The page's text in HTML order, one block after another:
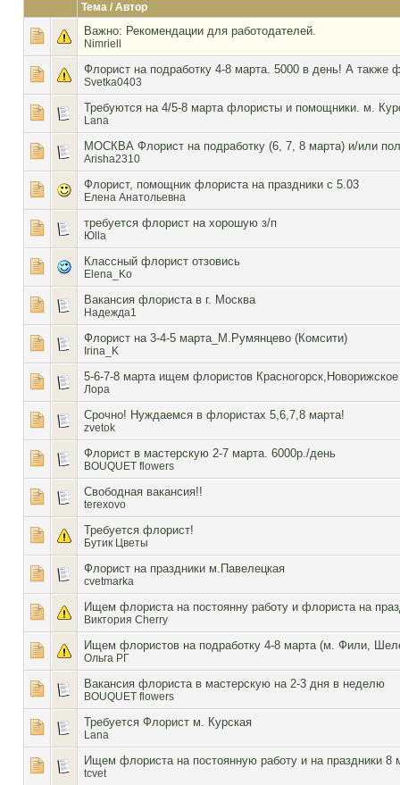
Тема / Автор
Важно: Рекомендации для работодателей.
Nimriell
Флорист на подработку 4-8 марта. 5000 в день! А также
Svetka0403
Требуются на 4/5-8 марта флористы и помощники. м.
Lana
МОСКВА Флорист на подработку (6, 7, 8 марта) и/или
Arisha2310
Флорист, помощник флориста на праздники с 5.03
Елена Анатольевна
требуется флорист на хорошую з/п
Юlla
Классный флорист отзовись
Elena_Ko
Вакансия флориста в г. Москва
Надежда1
Флорист на 3-4-5 марта_М.Румянцево (Комсити)
Irina_K
5-6-7-8 марта ищем флористов
Лора
Срочно! Нуждаемся в флористах 5,6,7,8 марта!
zvetok
Флорист в мастерскую 2-7 марта. 6000р./день
BOUQUET flowers
Свободная вакансия!!
terexovo
Требуется флорист!
Бутик Цветы
Флорист на праздники м.Павелецкая
cvetmarka
Ищем флориста на постоянну работу и флориста на
Виктория Cherry
Ищем флористов на подработку 4-8 марта (м. Фили,
Ольга РГ
Вакансия флориста в мастерскую на 2-3 дня в неделю
BOUQUET flowers
Требуется Флорист м. Курская
Lana
Ищем флориста на постоянную работу и на праздники 8
tcvet